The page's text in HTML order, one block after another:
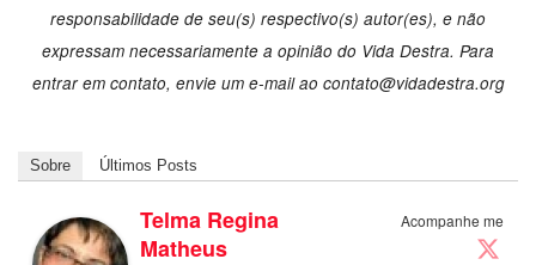
responsabilidade de seu(s) respectivo(s) autor(es), e não
expressam necessariamente a opinião do Vida Destra. Para
entrar em contato, envie um e-mail ao contato@vidadestra.org
Sobre Últimos Posts
Acompanhe me
Telma Regina
Matheus